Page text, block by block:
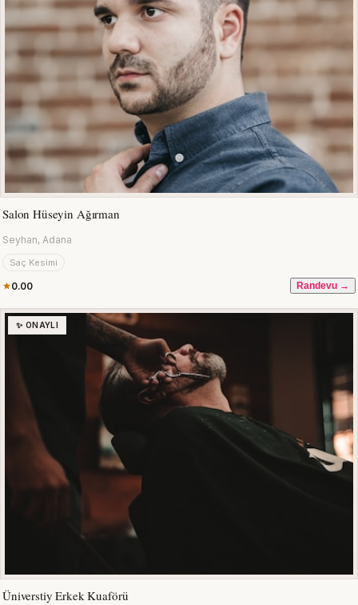
Salon Hüseyin Ağırman
Seyhan, Adana
Saç Kesimi
0.00 Randevu →
✨ ONAYLI
Üniverstiy Erkek Kuaförü